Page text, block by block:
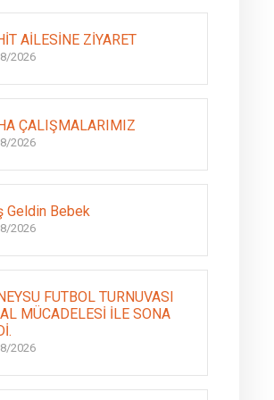
AİLESİNE ZİYARET
2026
ÇALIŞMALARIMIZ
2026
Geldin Bebek
2026
FUTBOL TURNUVASI
MÜCADELESİ İLE SONA
2026